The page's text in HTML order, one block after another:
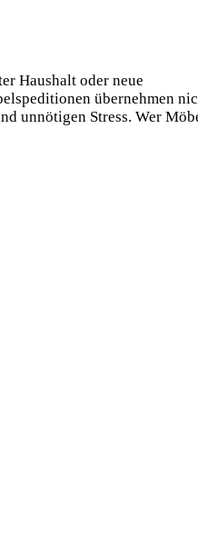
Haushalt oder neue
übernehmen
unnötigen Stress. Wer